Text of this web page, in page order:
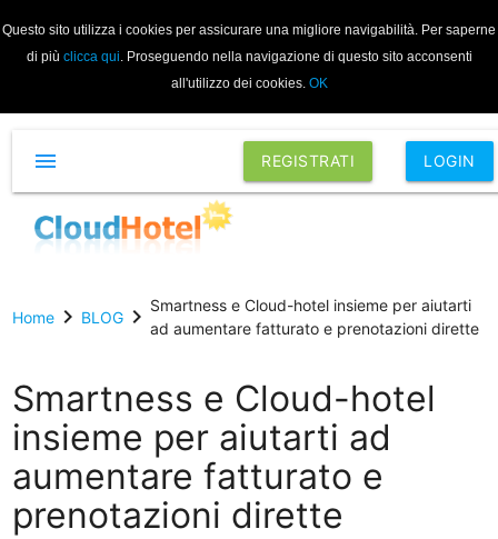
Questo sito utilizza i cookies per assicurare una migliore navigabilità. Per saperne
di più clicca qui. Proseguendo nella navigazione di questo sito acconsenti
all'utilizzo dei cookies. OK
REGISTRATI LOGIN
menu
Homechevron_right BLOGchevron_right Smartness e Cloud-hotel insieme per aiutarti
ad aumentare fatturato e prenotazioni dirette
Smartness e Cloud-hotel
insieme per aiutarti ad
aumentare fatturato e
prenotazioni dirette